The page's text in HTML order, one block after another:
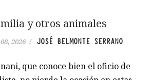
y otros animales
2026 / JOSÉ BELMONTE SERRANO
que conoce bien el oficio de